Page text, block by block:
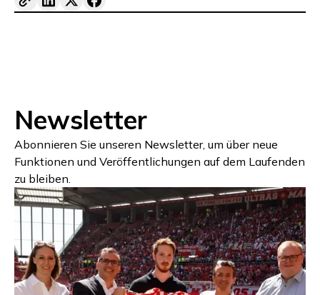
Newsletter
Abonnieren Sie unseren Newsletter, um über neue
Funktionen und Veröffentlichungen auf dem Laufenden
zu bleiben.